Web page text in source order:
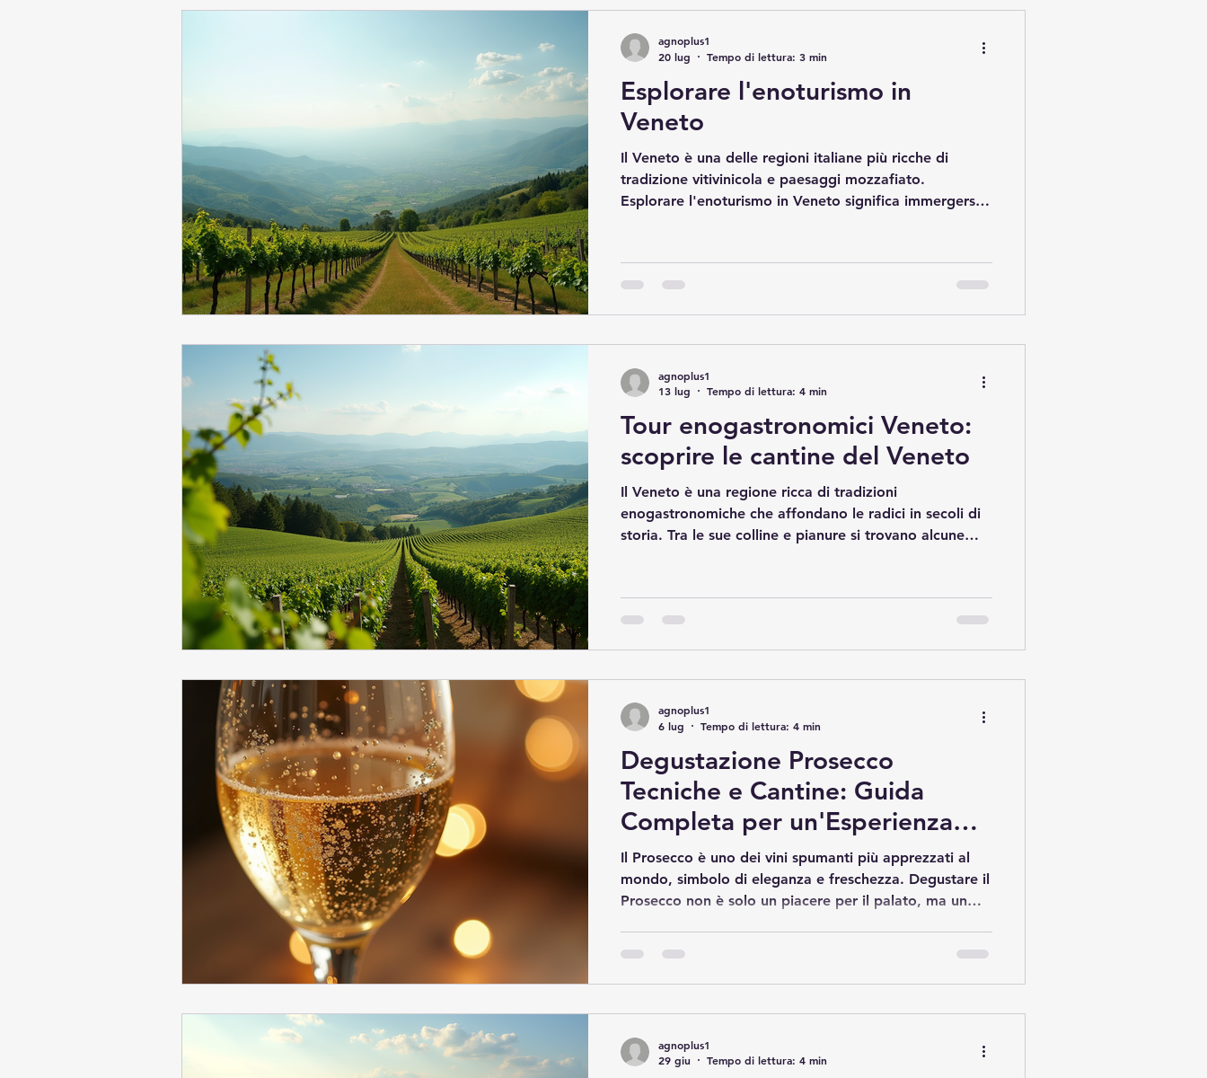
vivere al megl
Esplorare l'enoturismo in
Veneto
Il Veneto è una delle regioni italiane più ricche di
tradizione vitivinicola e paesaggi mozzafiato.
Esplorare l'enoturismo in Veneto significa immergersi
voi un viaggio attraverso le colline, le cantine e i
borghi che rendono questa regione una meta
agnoplus1
20 lug
Tempo di lettura: 3 min
Tour enogastronomici Veneto:
scoprire le cantine del Veneto
Il Veneto è una regione ricca di tradizioni
enogastronomiche che affondano le radici in secoli di
storia. Tra le sue colline e pianure si trovano alcune
Partecipare a un tour enogastronomico in Veneto
significa immergersi in un’esperienza sensoriale
come o
agnoplus1
13 lug
Tempo di lettura: 4 min
Degustazione Prosecco
Tecniche e Cantine: Guida
Completa per un'Esperienza
Unica
Il Prosecco è uno dei vini spumanti più apprezzati al
mondo, simbolo di eleganza e freschezza. Degustare il
Prosecco non è solo un piacere per il palato, ma un
del Prosecco e vi guiderò alla scoperta delle cantine
italiana. Tecnich
agnoplus1
6 lug
Tempo di lettura: 4 min
agnoplus1
29 giu
Tempo di lettura: 4 min